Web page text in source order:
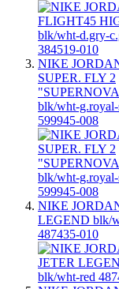
NIKE
SUPER. FLY 2
blk/wht-g.royal-
599945-008
NIKE
LEGEND blk/
487435-010